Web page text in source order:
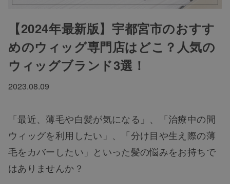
【2024年最新版】宇都宮市のおすす
めのウィッグ専門店はどこ？人気の
ウィッグブランド3選！
2023.08.09
「最近、薄毛や白髪が気になる」、「治療中の間
ウィッグを利用したい」、「分け目や生え際の薄
毛をカバーしたい」といった髪の悩みをお持ちで
はありませんか？